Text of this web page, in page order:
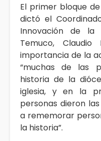
El primer bloque
dictó el
Innovación de la
Temuco,
importancia de la
“muchas de las
historia de la
iglesia, y en la
personas dieron
a rememorar
la historia”.